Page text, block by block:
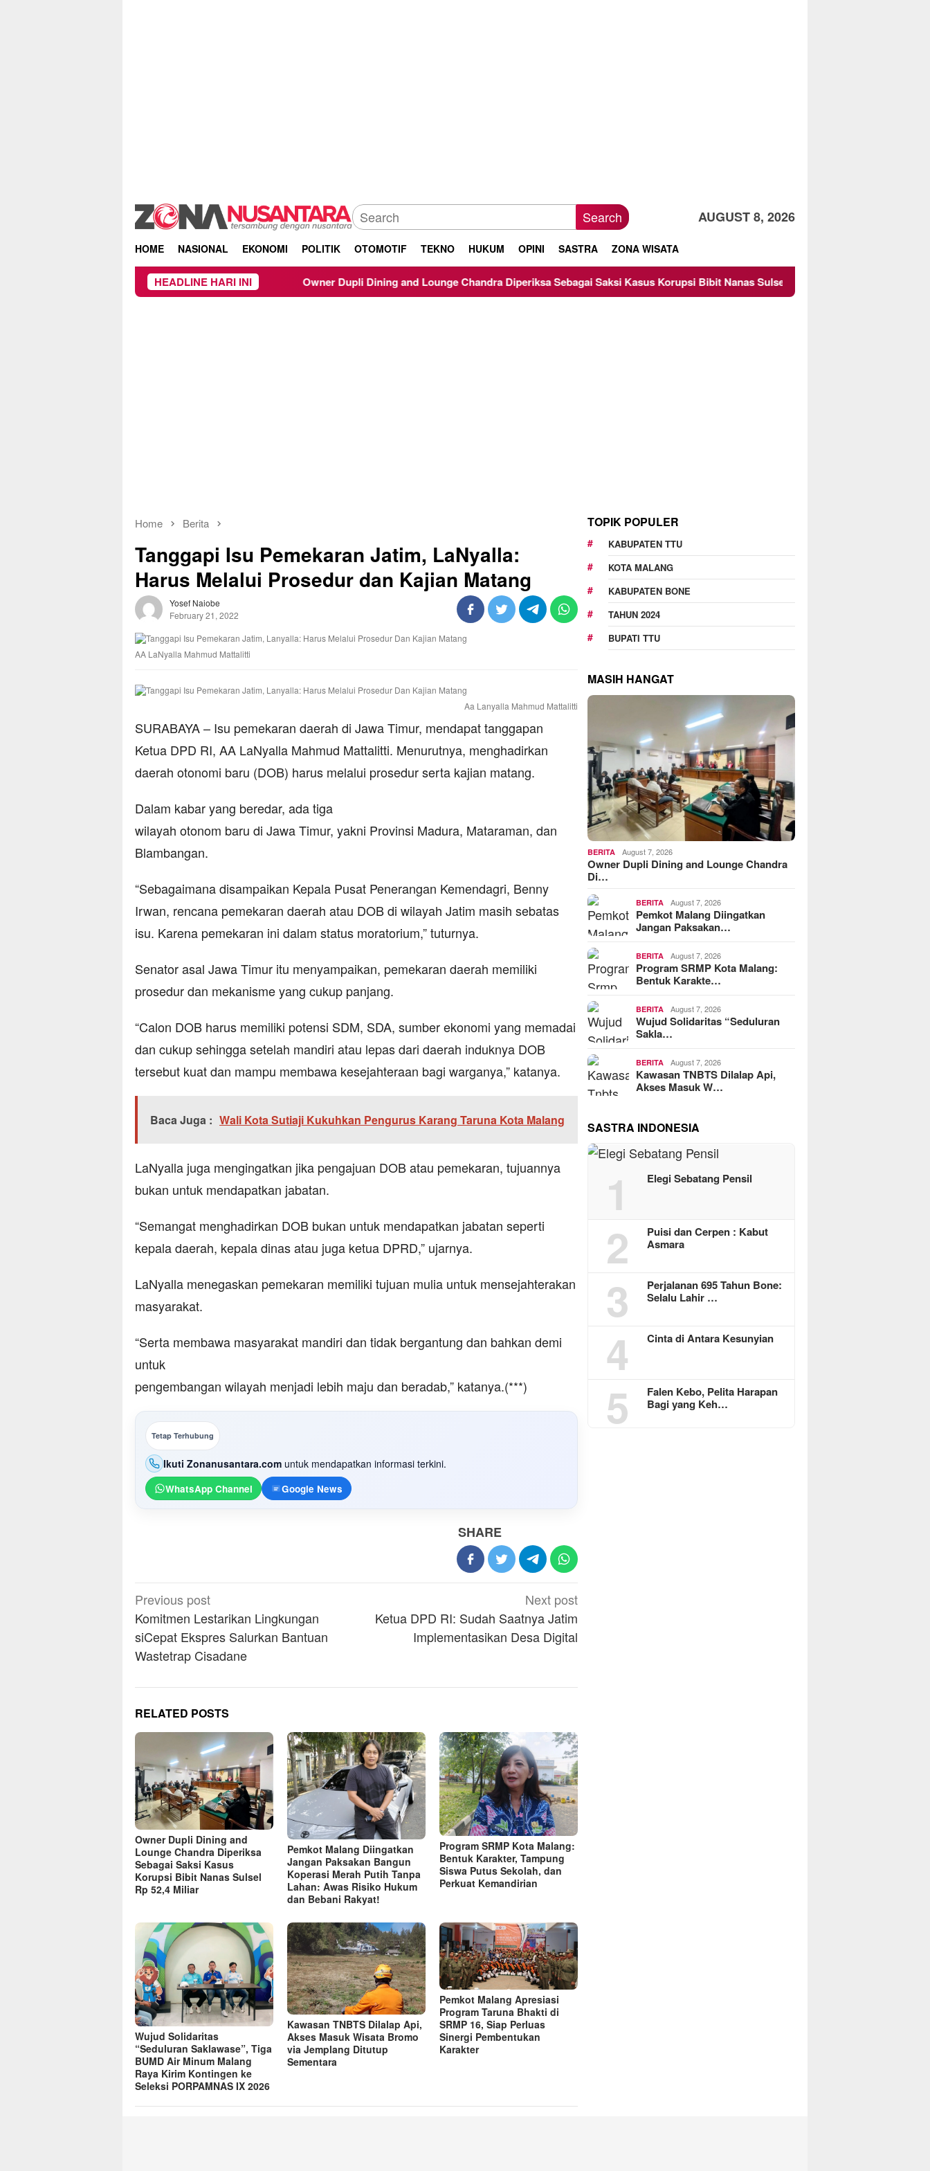
Search AUGUST 8, 2026
HOME NASIONAL EKONOMI POLITIK OTOMOTIF TEKNO HUKUM OPINI SASTRA ZONA WISATA
HEADLINE HARI INIOwner Dupli Dining and Lounge Chandra Diperiksa Sebagai Saksi Kasus Korupsi Bibit Nanas Sulsel Rp 52,4 Miliar
Home Berita
Tanggapi Isu Pemekaran Jatim, LaNyalla:
Harus Melalui Prosedur dan Kajian Matang
Yosef Naiobe
February 21, 2022
AA LaNyalla Mahmud Mattalitti
Aa Lanyalla Mahmud Mattalitti
SURABAYA – Isu pemekaran daerah di Jawa Timur, mendapat tanggapan
Ketua DPD RI, AA LaNyalla Mahmud Mattalitti. Menurutnya, menghadirkan
daerah otonomi baru (DOB) harus melalui prosedur serta kajian matang.
Dalam kabar yang beredar, ada tiga
wilayah otonom baru di Jawa Timur, yakni Provinsi Madura, Mataraman, dan
Blambangan.
“Sebagaimana disampaikan Kepala Pusat Penerangan Kemendagri, Benny
Irwan, rencana pemekaran daerah atau DOB di wilayah Jatim masih sebatas
isu. Karena pemekaran ini dalam status moratorium,” tuturnya.
Senator asal Jawa Timur itu menyampaikan, pemekaran daerah memiliki
prosedur dan mekanisme yang cukup panjang.
“Calon DOB harus memiliki potensi SDM, SDA, sumber ekonomi yang memadai
dan cukup sehingga setelah mandiri atau lepas dari daerah induknya DOB
tersebut kuat dan mampu membawa kesejahteraan bagi warganya,” katanya.
Baca Juga : Wali Kota Sutiaji Kukuhkan Pengurus Karang Taruna Kota Malang
LaNyalla juga mengingatkan jika pengajuan DOB atau pemekaran, tujuannya
bukan untuk mendapatkan jabatan.
“Semangat menghadirkan DOB bukan untuk mendapatkan jabatan seperti
kepala daerah, kepala dinas atau juga ketua DPRD,” ujarnya.
LaNyalla menegaskan pemekaran memiliki tujuan mulia untuk mensejahterakan
masyarakat.
“Serta membawa masyarakat mandiri dan tidak bergantung dan bahkan demi
untuk
pengembangan wilayah menjadi lebih maju dan beradab,” katanya.(***)
Tetap Terhubung
Ikuti Zonanusantara.com untuk mendapatkan informasi terkini.
WhatsApp Channel Google News
SHARE
Post
navigation
Previous post
Komitmen Lestarikan Lingkungan
siCepat Ekspres Salurkan Bantuan
Wastetrap Cisadane
Next post
Ketua DPD RI: Sudah Saatnya Jatim
Implementasikan Desa Digital
RELATED POSTS
Owner Dupli Dining and
Lounge Chandra Diperiksa
Sebagai Saksi Kasus
Korupsi Bibit Nanas Sulsel
Rp 52,4 Miliar
Pemkot Malang Diingatkan
Jangan Paksakan Bangun
Koperasi Merah Putih Tanpa
Lahan: Awas Risiko Hukum
dan Bebani Rakyat!
Program SRMP Kota Malang:
Bentuk Karakter, Tampung
Siswa Putus Sekolah, dan
Perkuat Kemandirian
Wujud Solidaritas
“Seduluran Saklawase”, Tiga
BUMD Air Minum Malang
Raya Kirim Kontingen ke
Seleksi PORPAMNAS IX 2026
Kawasan TNBTS Dilalap Api,
Akses Masuk Wisata Bromo
via Jemplang Ditutup
Sementara
Pemkot Malang Apresiasi
Program Taruna Bhakti di
SRMP 16, Siap Perluas
Sinergi Pembentukan
Karakter
TOPIK POPULER
KABUPATEN TTU
KOTA MALANG
KABUPATEN BONE
TAHUN 2024
BUPATI TTU
MASIH HANGAT
BERITA August 7, 2026
Owner Dupli Dining and Lounge Chandra
Di…
BERITA August 7, 2026
Pemkot Malang Diingatkan
Jangan Paksakan…
BERITA August 7, 2026
Program SRMP Kota Malang:
Bentuk Karakte…
BERITA August 7, 2026
Wujud Solidaritas “Seduluran
Sakla…
BERITA August 7, 2026
Kawasan TNBTS Dilalap Api,
Akses Masuk W…
SASTRA INDONESIA
1 Elegi Sebatang Pensil
2
Puisi dan Cerpen : Kabut
Asmara
3
Perjalanan 695 Tahun Bone:
Selalu Lahir …
4 Cinta di Antara Kesunyian
5
Falen Kebo, Pelita Harapan
Bagi yang Keh…